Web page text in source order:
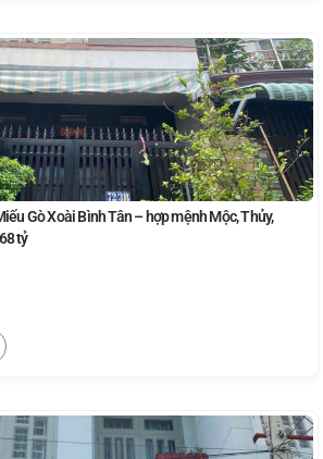
Gò Xoài Bình Tân – hợp mệnh Mộc, Thủy,
tỷ